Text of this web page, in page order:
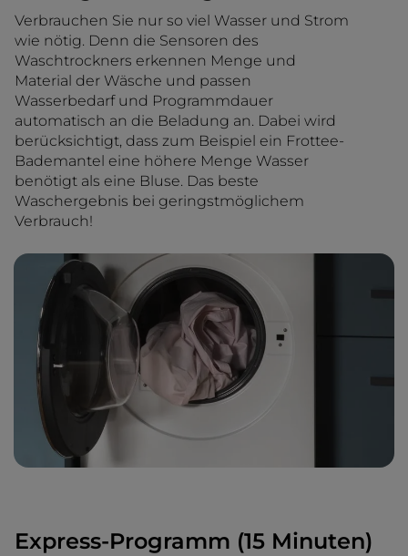
Verbrauchen Sie nur so viel Wasser und Strom
wie nötig. Denn die Sensoren des
Waschtrockners erkennen Menge und
Material der Wäsche und passen
Wasserbedarf und Programmdauer
automatisch an die Beladung an. Dabei wird
berücksichtigt, dass zum Beispiel ein Frottee-
Bademantel eine höhere Menge Wasser
benötigt als eine Bluse. Das beste
Waschergebnis bei geringstmöglichem
Verbrauch!
Express-Programm (15 Minuten)